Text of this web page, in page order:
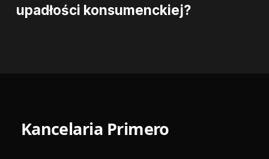
upadłości konsumenckiej?
Kancelaria Primero